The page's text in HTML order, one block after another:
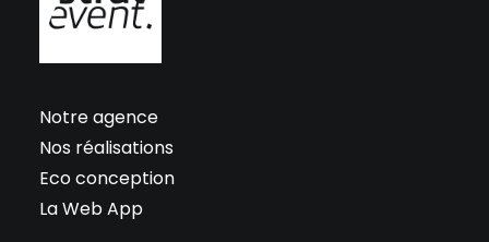
Notre agence
Nos réalisations
Eco conception
La Web App